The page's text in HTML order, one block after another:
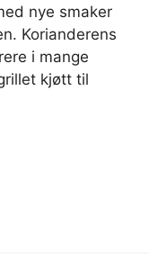
nye smaker
Korianderens
i mange
kjøtt til